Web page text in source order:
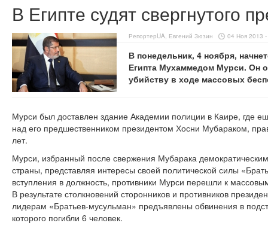
В Египте судят свергнутого
РепортерUA, Евгений Зюзин 04 Ноя 2013
В понедельник, 4 ноября,
Египта Мухаммедом Мурси. Он
убийству в ходе массовых
Мурси был доставлен здание Академии полиции в Каире, где
над его предшественником президентом Хосни Мубараком,
лет.
Мурси, избранный после свержения Мубарака
страны, представляя интересы своей политической силы
вступления в должность, противники Мурси перешли к
В результате столкновений сторонников и противников
лидерам «Братьев-мусульман» предъявлены обвинения в
которого погибли 6 человек.